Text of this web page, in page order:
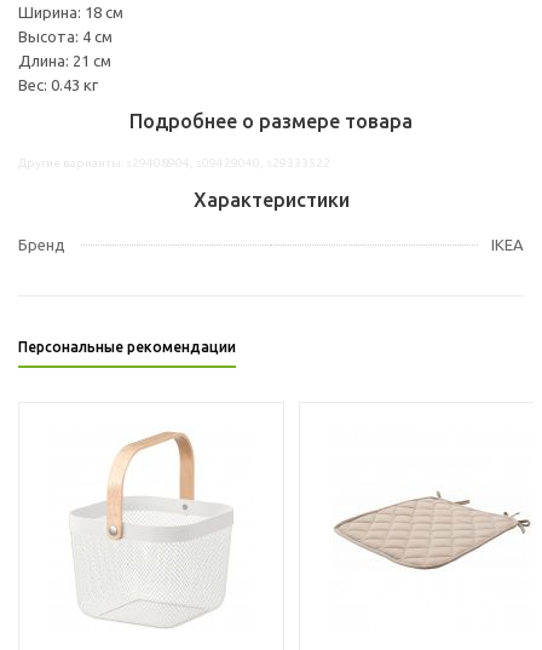
Ширина: 18 см
Высота: 4 см
Длина: 21 см
Вес: 0.43 кг
Подробнее о размере товара
Характеристики
Бренд IKEA
Персональные рекомендации